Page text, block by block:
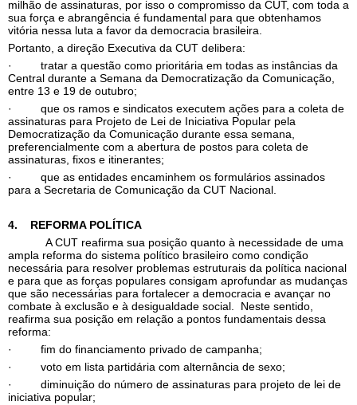
milhão de assinaturas, por isso o compromisso da CUT, com toda a
sua força e abrangência é fundamental para que obtenhamos
vitória nessa luta a favor da democracia brasileira.
Portanto, a direção Executiva da CUT delibera:
· tratar a questão como prioritária em todas as instâncias da
Central durante a Semana da Democratização da Comunicação,
entre 13 e 19 de outubro;
· que os ramos e sindicatos executem ações para a coleta de
assinaturas para Projeto de Lei de Iniciativa Popular pela
Democratização da Comunicação durante essa semana,
preferencialmente com a abertura de postos para coleta de
assinaturas, fixos e itinerantes;
· que as entidades encaminhem os formulários assinados
para a Secretaria de Comunicação da CUT Nacional.
4.
REFORMA POLÍTICA
A CUT reafirma sua posição quanto à necessidade de uma
ampla reforma do sistema político brasileiro como condição
necessária para resolver problemas estruturais da política nacional
e para que as forças populares consigam aprofundar as mudanças
que são necessárias para fortalecer a democracia e avançar no
combate à exclusão e à desigualdade social. Neste sentido,
reafirma sua posição em relação a pontos fundamentais dessa
reforma:
· fim do financiamento privado de campanha;
· voto em lista partidária com alternância de sexo;
· diminuição do número de assinaturas para projeto de lei de
iniciativa popular;